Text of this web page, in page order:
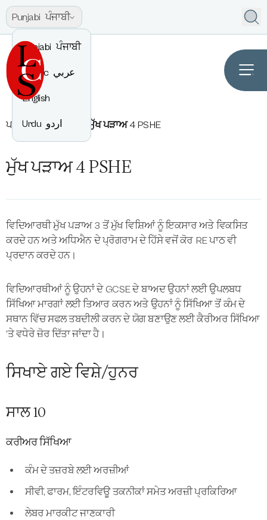
Punjabi ਪੰਜਾਬੀ
Punjabi ਪੰਜਾਬੀ
Arabic عربي
English
Urdu اردو ਪਾਠਕ੍ਰਮ PSHE ਮੁੱਖ ਪੜਾਅ 4 PSHE
ਮੁੱਖ ਪੜਾਅ 4 PSHE
ਵਿਦਿਆਰਥੀ ਮੁੱਖ ਪੜਾਅ 3 ਤੋਂ ਮੁੱਖ ਵਿਸ਼ਿਆਂ ਨੂੰ ਇਕਸਾਰ ਅਤੇ ਵਿਕਸਿਤ
ਕਰਦੇ ਹਨ ਅਤੇ ਅਧਿਐਨ ਦੇ ਪ੍ਰੋਗਰਾਮ ਦੇ ਹਿੱਸੇ ਵਜੋਂ ਕੋਰ RE ਪਾਠ ਵੀ
ਪ੍ਰਦਾਨ ਕਰਦੇ ਹਨ।
ਵਿਦਿਆਰਥੀਆਂ ਨੂੰ ਉਹਨਾਂ ਦੇ GCSE ਦੇ ਬਾਅਦ ਉਹਨਾਂ ਲਈ ਉਪਲਬਧ
ਸਿੱਖਿਆ ਮਾਰਗਾਂ ਲਈ ਤਿਆਰ ਕਰਨ ਅਤੇ ਉਹਨਾਂ ਨੂੰ ਸਿੱਖਿਆ ਤੋਂ ਕੰਮ ਦੇ
ਸਥਾਨ ਵਿੱਚ ਸਫਲ ਤਬਦੀਲੀ ਕਰਨ ਦੇ ਯੋਗ ਬਣਾਉਣ ਲਈ ਕੈਰੀਅਰ ਸਿੱਖਿਆ
'ਤੇ ਵਧੇਰੇ ਜ਼ੋਰ ਦਿੱਤਾ ਜਾਂਦਾ ਹੈ।
ਸਿਖਾਏ ਗਏ ਵਿਸ਼ੇ/ਹੁਨਰ
ਸਾਲ 10
ਕਰੀਅਰ ਸਿੱਖਿਆ
ਕੰਮ ਦੇ ਤਜ਼ਰਬੇ ਲਈ ਅਰਜ਼ੀਆਂ
ਸੀਵੀ, ਫਾਰਮ, ਇੰਟਰਵਿਊ ਤਕਨੀਕਾਂ ਸਮੇਤ ਅਰਜ਼ੀ ਪ੍ਰਕਿਰਿਆ
ਲੇਬਰ ਮਾਰਕੀਟ ਜਾਣਕਾਰੀ